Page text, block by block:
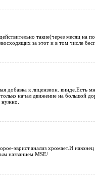
такие(через месяц на
за этот и в том числе
добавка к лицензион. винде.Есть
начал движение на большой
нужно.
эврист.анализ хромает.И
названием MSE/